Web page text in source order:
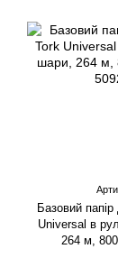
Базовий
Universal в
264 м,